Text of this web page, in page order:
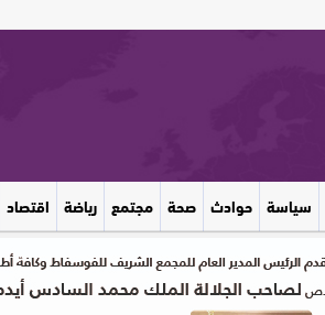
سياسة حوادث صحة مجتمع رياضة اقتصاد